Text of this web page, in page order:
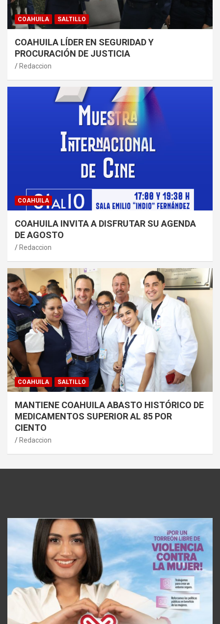
COAHUILA SALTILLO
COAHUILA LÍDER EN SEGURIDAD Y
PROCURACIÓN DE JUSTICIA
Redaccion
COAHUILA
COAHUILA INVITA A DISFRUTAR SU AGENDA
DE AGOSTO
Redaccion
COAHUILA SALTILLO
MANTIENE COAHUILA ABASTO HISTÓRICO DE
MEDICAMENTOS SUPERIOR AL 85 POR
CIENTO
Redaccion